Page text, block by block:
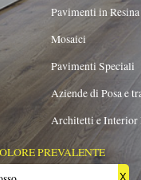
Speciali
Aziende di Posa e trattamento Pavimenti
e Interior Design
X
TIPOLOGIA
Gres Effetto Legno
Prodotti